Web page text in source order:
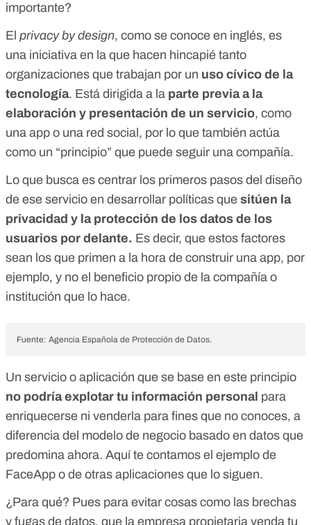
importante?
El privacy by design, como se conoce en inglés, es
una iniciativa en la que hacen hincapié tanto
organizaciones que trabajan por un uso cívico de la
tecnología. Está dirigida a la parte previa a la
elaboración y presentación de un servicio, como
una app o una red social, por lo que también actúa
como un “principio” que puede seguir una compañía.
Lo que busca es centrar los primeros pasos del diseño
de ese servicio en desarrollar políticas que sitúen la
privacidad y la protección de los datos de los
usuarios por delante. Es decir, que estos factores
sean los que primen a la hora de construir una app, por
ejemplo, y no el beneficio propio de la compañía o
institución que lo hace.
Fuente: Agencia Española de Protección de Datos.
Un servicio o aplicación que se base en este principio
no podría explotar tu información personal para
enriquecerse ni venderla para fines que no conoces, a
diferencia del modelo de negocio basado en datos que
predomina ahora. Aquí te contamos el ejemplo de
FaceApp o de otras aplicaciones que lo siguen.
¿Para qué? Pues para evitar cosas como las brechas
y fugas de datos, que la empresa propietaria venda tu